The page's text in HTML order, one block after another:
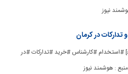
نیوز
در کرمان
[ad_1] [ad_2] #استخدام #کارشناس #خرید #تدارکات #در
: هوشمند نیوز